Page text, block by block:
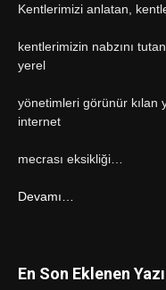
Kentlerimizi anlatan,
kentlerimizin nabzını
yerel
yönetimleri görünür kılan
internet
mecrası eksikliği…
Devamı…
En Son Eklenen